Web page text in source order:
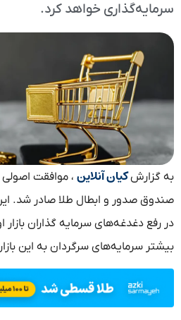
سرمایه‌گذاری خواهد کرد.
به گزارشکیان آنلاین ، موافقت
صندوق صدور و ابطال طلا صادر شد.
در رفع دغدغه‌های سرمایه‌ گذاران بازار
بیشتر سرمایه‌های سرگردان به این